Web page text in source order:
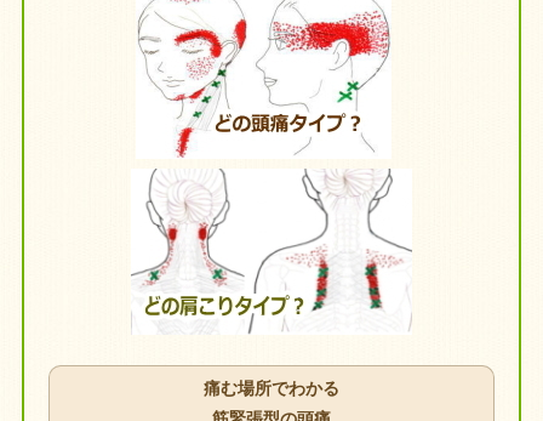
痛む場所でわかる